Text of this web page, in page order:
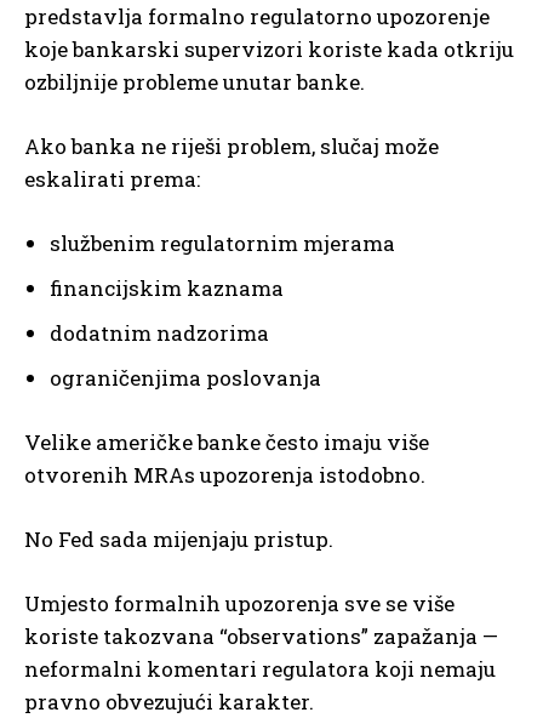
predstavlja formalno regulatorno upozorenje
koje bankarski supervizori koriste kada otkriju
ozbiljnije probleme unutar banke.
Ako banka ne riješi problem, slučaj može
eskalirati prema:
službenim regulatornim mjerama
financijskim kaznama
dodatnim nadzorima
ograničenjima poslovanja
Velike američke banke često imaju više
otvorenih MRAs upozorenja istodobno.
No Fed sada mijenjaju pristup.
Umjesto formalnih upozorenja sve se više
koriste takozvana “observations” zapažanja —
neformalni komentari regulatora koji nemaju
pravno obvezujući karakter.